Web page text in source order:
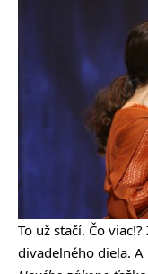
To už stačí. Čo
divadelného diela.